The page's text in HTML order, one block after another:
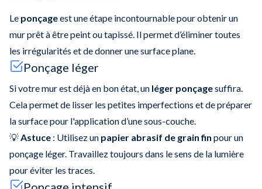
Le ponçageest une étape incontournable pour obtenir un
mur prêt à être peint ou tapissé. Il permet d’éliminer toutes
les irrégularités et de donner une surface plane.
Ponçage léger
Si votre mur est déjà en bon état, un léger ponçagesuffira.
Cela permet de lisser les petites imperfections et de préparer
la surface pour l'application d’une sous-couche.
💡 Astuce : Utilisez un papier abrasif de grain fin pour un
ponçage léger. Travaillez toujours dans le sens de la lumière
pour éviter les traces.